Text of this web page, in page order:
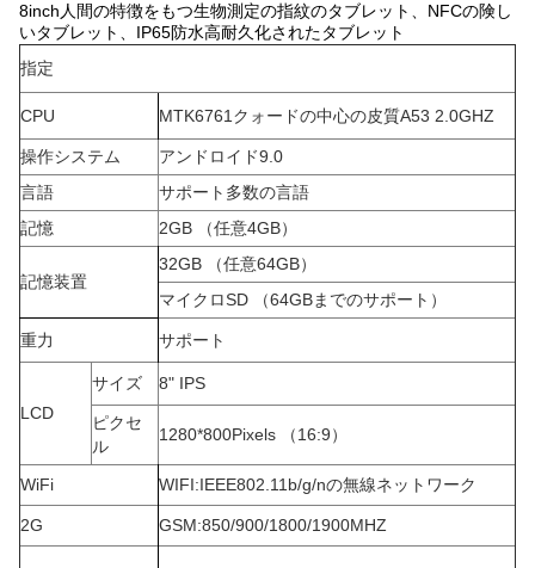
8inch人間の特徴をもつ生物測定の指紋のタブレット、NFCの険し
いタブレット、IP65防水高耐久化されたタブレット
指定
CPU MTK6761クォードの中心の皮質A53 2.0GHZ
操作システム
アンドロイド9.0
言語
サポート多数の言語
記憶
2GB （任意4GB）
記憶装置
32GB （任意64GB）
マイクロSD （64GBまでのサポート）
重力 サポート
LCD
サイズ 8" IPS
ピクセ
ル
1280*800Pixels （16:9）
WiFi WIFI:IEEE802.11b/g/nの無線ネットワーク
2G GSM:850/900/1800/1900MHZ